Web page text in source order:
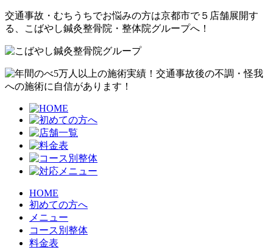
交通事故・むちうちでお悩みの方は京都市で５店舗展開す
る、こばやし鍼灸整骨院・整体院グループへ！
HOME
初めての方へ
メニュー
コース別整体
料金表